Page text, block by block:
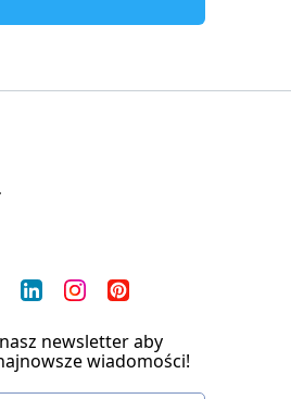
newsletter aby
wiadomości!